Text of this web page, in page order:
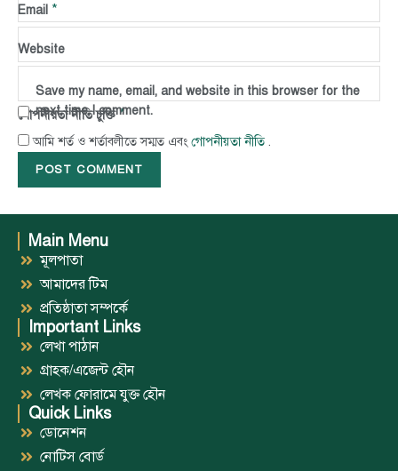
Email *
Website
Save my name, email, and website in this browser for the
next time I comment.
গোপনীয়তা নীতি চুক্তি*
আমি শর্ত ও শর্তাবলীতে সম্মত এবং গোপনীয়তা নীতি .
Main Menu
মূলপাতা
আমাদের টিম
প্রতিষ্ঠাতা সম্পর্কে
Important Links
লেখা পাঠান
গ্রাহক/এজেন্ট হৌন
লেখক ফোরামে যুক্ত হৌন
Quick Links
ডোনেশন
নোটিস বোর্ড